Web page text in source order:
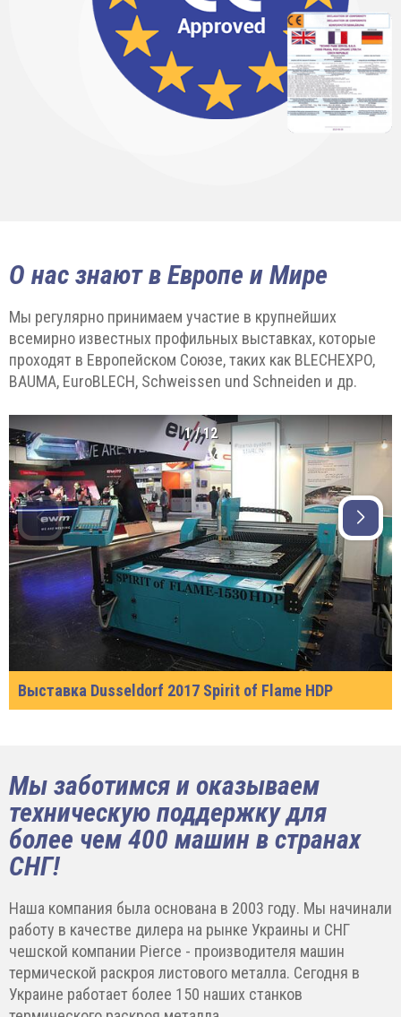
О нас знают в Европе и Мире
Мы регулярно принимаем участие в крупнейших
всемирно известных профильных выставках, которые
проходят в Европейском Союзе, таких как BLECHEXPO,
BAUMA, EuroBLECH, Schweissen und Schneiden и др.
Выставка Dusseldorf 2017 Spirit of Flame HDP
1/12
Мы заботимся и оказываем
техническую поддержку для
более чем 400 машин в странах
СНГ!
Наша компания была основана в 2003 году. Мы начинали
работу в качестве дилера на рынке Украины и СНГ
чешской компании Pierce - производителя машин
термической раскроя листового металла. Сегодня в
Украине работает более 150 наших станков